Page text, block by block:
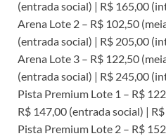
(entrada social) | R$ 165,00
Arena Lote 2 – R$ 102,50
(entrada social) | R$ 205,00
Arena Lote 3 – R$ 122,50
(entrada social) | R$ 245,00
Pista Premium Lote 1 – R$
R$ 147,00 (entrada social) |
Pista Premium Lote 2 – R$